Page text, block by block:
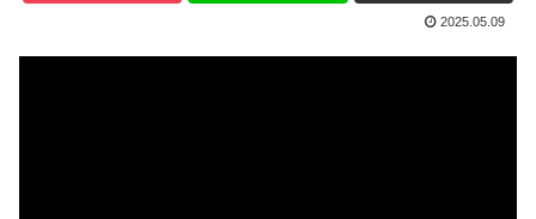
2025.05.09